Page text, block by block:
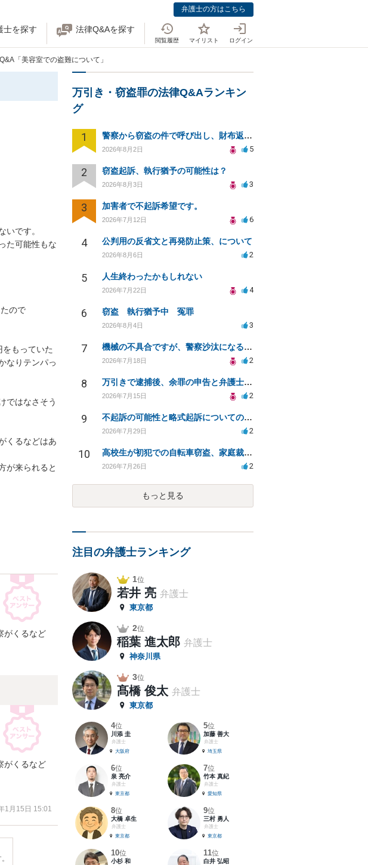
弁護士の方はこちら
士を探す 法律Q&Aを探す
閲覧履歴 マイリスト ログイン
「美容室での盗難について」
いです。
た可能性もな
ので
もっていた
なりテンパっ
ではなさそう
くるなどはあ
が来られると
がくるなど
がくるなど
1月15日 15:01
万引き・窃盗罪の法律Q&Aランキン
グ
1 警察から窃盗の件で呼び出し、財布返却で自首すべきか？
2026年8月2日 5
2 窃盗起訴、執行猶予の可能性は？
2026年8月3日 3
3 加害者で不起訴希望です。
2026年7月12日 6
4 公判用の反省文と再発防止策、について
2026年8月6日 2
5 人生終わったかもしれない
2026年7月22日 4
6 窃盗 執行猶予中 冤罪
2026年8月4日 3
7 機械の不具合ですが、警察沙汰になる事はありますか？
2026年7月18日 2
8 万引きで逮捕後、余罪の申告と弁護士相談のタイミングは？
2026年7月15日 2
9 不起訴の可能性と略式起訴についての相談
2026年7月29日 2
10 高校生が初犯での自転車窃盗、家庭裁判所の処分は？
2026年7月26日 2
もっと見る
注目の弁護士ランキング
1位
若井 亮 弁護士
東京都
2位
稲葉 進太郎 弁護士
神奈川県
3位
髙橋 俊太 弁護士
東京都
4位
川添 圭
弁護士
大阪府
5位
加藤 善大
弁護士
埼玉県
6位
泉 亮介
弁護士
東京都
7位
竹本 真紀
弁護士
愛知県
8位
大橋 卓生
弁護士
東京都
9位
三村 勇人
弁護士
東京都
10位
小杉 和
11位
白井 弘昭